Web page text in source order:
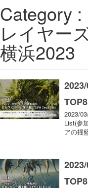
Category
レイヤー
横浜2023
2023/
List(参
アの揺